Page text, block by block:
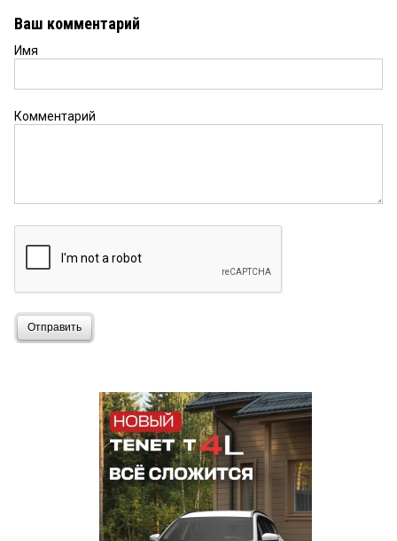
Ваш комментарий
Имя
Комментарий
Отправить